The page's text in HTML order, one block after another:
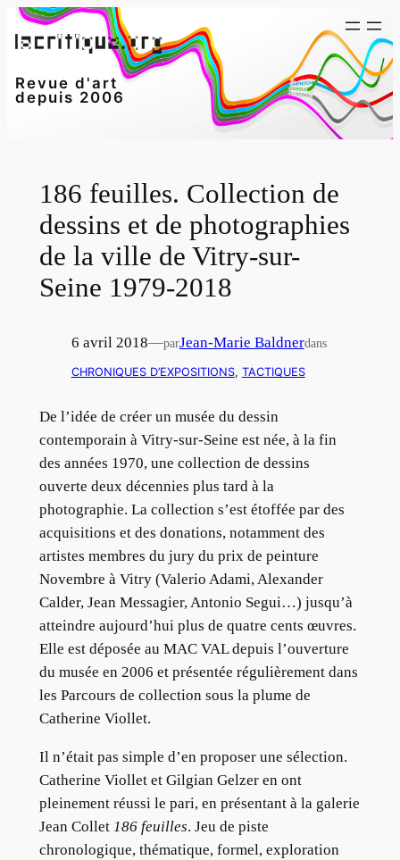
Aller
au
Revue d'art
depuis 2006
186 feuilles. Collection de
dessins et de photographies
de la ville de Vitry-sur-
Seine 1979-2018
6 avril 2018—parJean-Marie Baldnerdans
CHRONIQUES D’EXPOSITIONS, TACTIQUES
De l’idée de créer un musée du dessin
contemporain à Vitry-sur-Seine est née, à la fin
des années 1970, une collection de dessins
ouverte deux décennies plus tard à la
photographie. La collection s’est étoffée par des
acquisitions et des donations, notamment des
artistes membres du jury du prix de peinture
Novembre à Vitry (Valerio Adami, Alexander
Calder, Jean Messagier, Antonio Segui…) jusqu’à
atteindre aujourd’hui plus de quatre cents œuvres.
Elle est déposée au MAC VAL depuis l’ouverture
du musée en 2006 et présentée régulièrement dans
les Parcours de collection sous la plume de
Catherine Viollet.
Il n’était pas simple d’en proposer une sélection.
Catherine Viollet et Gilgian Gelzer en ont
pleinement réussi le pari, en présentant à la galerie
Jean Collet 186 feuilles. Jeu de piste
chronologique, thématique, formel, exploration